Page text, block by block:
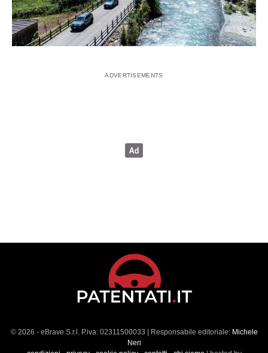
© 2026 - eBrave S.r.l. P.iva: 02311500033 | Responsabile editoriale: Michele
Neri